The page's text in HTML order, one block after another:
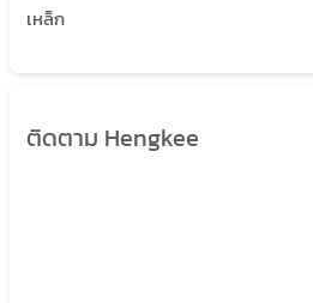
เหล็ก
ติดตาม Hengkee